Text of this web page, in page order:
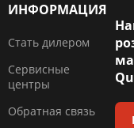
ИНФОРМАЦИЯ
Стать дилером
Сервисные
центры
Обратная связь